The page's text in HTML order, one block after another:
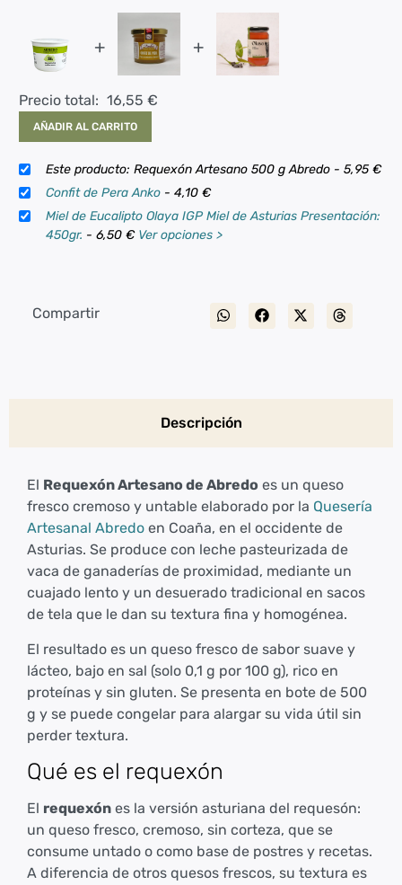
+ +
Precio total: 16,55 €
AÑADIR AL CARRITO
Este producto: Requexón Artesano 500 g Abredo - 5,95€
Confit de Pera Anko - 4,10 €
Miel de Eucalipto Olaya IGP Miel de Asturias Presentación:
450gr. - 6,50 € Ver opciones >
Compartir
Descripción
El Requexón Artesano de Abredo es un queso
fresco cremoso y untable elaborado por la Quesería
Artesanal Abredo en Coaña, en el occidente de
Asturias. Se produce con leche pasteurizada de
vaca de ganaderías de proximidad, mediante un
cuajado lento y un desuerado tradicional en sacos
de tela que le dan su textura fina y homogénea.
El resultado es un queso fresco de sabor suave y
lácteo, bajo en sal (solo 0,1 g por 100 g), rico en
proteínas y sin gluten. Se presenta en bote de 500
g y se puede congelar para alargar su vida útil sin
perder textura.
Qué es el requexón
El requexón es la versión asturiana del requesón:
un queso fresco, cremoso, sin corteza, que se
consume untado o como base de postres y recetas.
A diferencia de otros quesos frescos, su textura es